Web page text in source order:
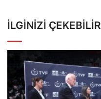
İLGINIZI ÇEKEBILIR